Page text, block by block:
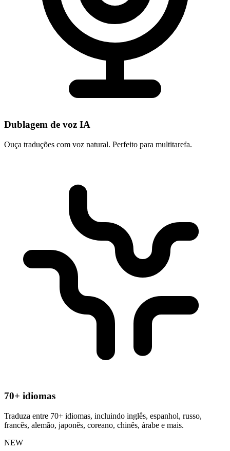
Dublagem de voz IA
Ouça traduções com voz natural. Perfeito para multitarefa.
70+ idiomas
Traduza entre 70+ idiomas, incluindo inglês, espanhol, russo,
francês, alemão, japonês, coreano, chinês, árabe e mais.
NEW